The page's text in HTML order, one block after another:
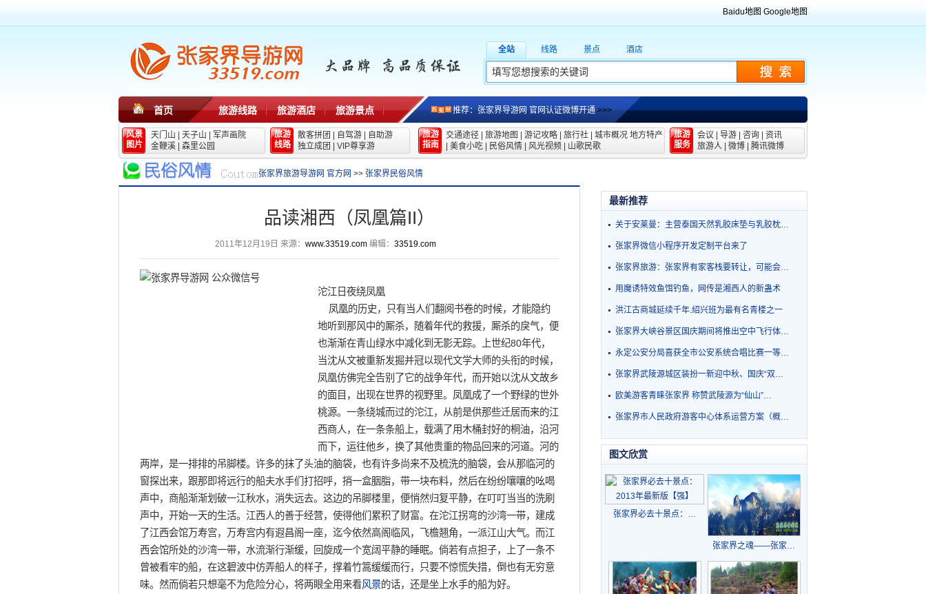
Baidu地图 Google地图
全站 线路 景点 酒店
首页 旅游线路 旅游酒店 旅游景点 推荐：张家界导游网 官网认证微博开通>>>
风景
图片
天门山 天子山
军声画院
金鞭溪
森里公园
旅游
线路
散客拼团 自驾游
自助游
独立成团
VIP尊享游
旅游
指南
交通途径 旅游地图 游记攻略 旅行社 城市概况 地方特产
美食小吃 民俗风情 风光视频 山歌民歌
旅游
服务
会议 导游 咨询
资讯
旅游人
微博 腾讯微博
张家界旅游导游网 官方网 >> 张家界民俗风情
品读湘西（凤凰篇II）
2011年12月19日 来源： www.33519.com编辑： 33519.com
沱江日夜绕凤凰
凤凰的历史，只有当人们翻阅书卷的时候，才能隐约
地听到那风中的厮杀，随着年代的救援，厮杀的戾气，便
也渐渐在青山绿水中减化到无影无踪。上世纪80年代，
当沈从文被重新发掘并冠以现代文学大师的头衔的时候，
凤凰仿佛完全告别了它的战争年代，而开始以沈从文故乡
的面目，出现在世界的视野里。凤凰成了一个野绿的世外
桃源。一条绕城而过的沱江，从前是供那些迁居而来的江
西商人，在一条条船上，载满了用木桶封好的桐油，沿河
而下，运往他乡，换了其他贵重的物品回来的河道。河的
两岸，是一排排的吊脚楼。许多的抹了头油的脑袋，也有许多尚来不及梳洗的脑袋，会从那临河的
窗探出来，跟那即将远行的船夫水手们打招呼，捎一盒胭脂，带一块布料，然后在纷纷嚷嚷的吆喝
声中，商船渐渐划破一江秋水，消失远去。这边的吊脚楼里，便悄然归复平静，在叮叮当当的洗刷
声中，开始一天的生活。江西人的善于经营，使得他们累积了财富。在沱江拐弯的沙湾一带，建成
了江西会馆万寿宫，万寿宫内有遐昌阁一座，迄今依然高阁临风，飞檐翘角，一派江山大气。而江
西会馆所处的沙湾一带，水流渐行渐缓，回旋成一个宽阔平静的睡眠。倘若有点担子，上了一条不
曾被看牢的船，在这碧波中仿弄船人的样子，撑着竹篙缓缓而行，只要不惊慌失措，倒也有无穷意
味。然而倘若只想毫不为危险分心，将两眼全用来看风景的话，还是坐上水手的船为好。
最新推荐
关于安莱曼：主营泰国天然乳胶床垫与乳胶枕…
张家界微信小程序开发定制平台来了
张家界旅游：张家界有家客栈要转让，可能会…
用魔诱特效鱼饵钓鱼，网传是湘西人的新蛊术
洪江古商城延续千年.绍兴班为最有名青楼之一
张家界大峡谷景区国庆期间将推出空中飞行体…
永定公安分局喜获全市公安系统合唱比赛一等…
张家界武陵源城区装扮一新迎中秋、国庆“双…
欧美游客青睐张家界 称赞武陵源为“仙山”…
张家界市人民政府游客中心体系运营方案（概…
图文欣赏
张家界必去十景点：…
张家界之魂——张家…